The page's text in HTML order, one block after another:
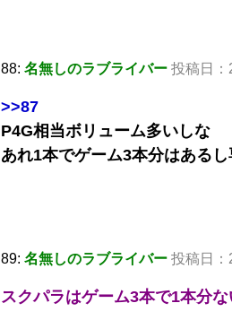
88: 名無しのラブライバー 投稿日：
>>87
P4G相当ボリューム多いしな
あれ1本でゲーム3本分はある
89: 名無しのラブライバー 投稿日：
スクパラはゲーム3本で1本分